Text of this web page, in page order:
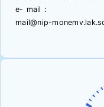
e- mail :
mail@nip-